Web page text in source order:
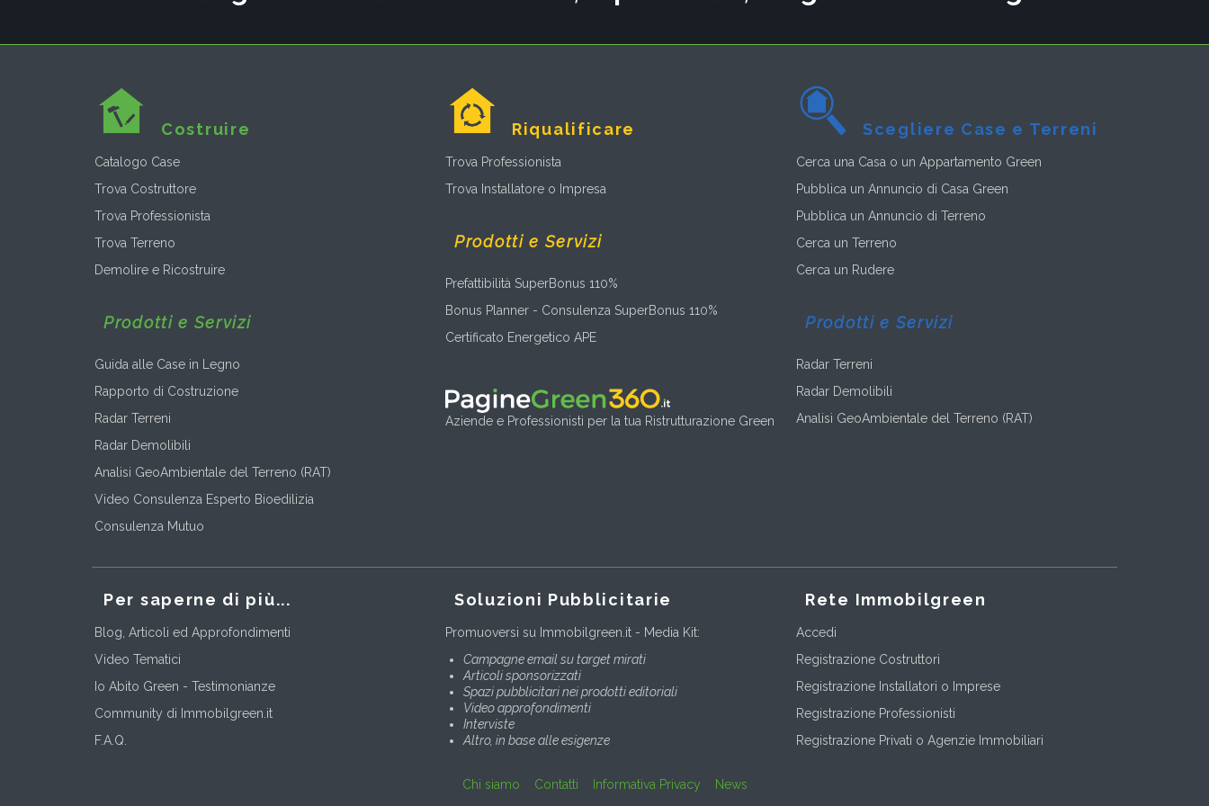
Costruire
Catalogo Case
Trova Costruttore
Trova Professionista
Trova Terreno
Demolire e Ricostruire
Prodotti e Servizi
Guida alle Case in Legno
Rapporto di Costruzione
Radar Terreni
Radar Demolibili
Analisi GeoAmbientale del Terreno (RAT)
Video Consulenza Esperto Bioedilizia
Consulenza Mutuo
Riqualificare
Trova Professionista
Trova Installatore o Impresa
Prodotti e Servizi
Prefattibilità SuperBonus 110%
Bonus Planner - Consulenza SuperBonus 110%
Certificato Energetico APE
Aziende e Professionisti per la tua Ristrutturazione Green
Scegliere Case e Terreni
Cerca una Casa o un Appartamento Green
Pubblica un Annuncio di Casa Green
Pubblica un Annuncio di Terreno
Cerca un Terreno
Cerca un Rudere
Prodotti e Servizi
Radar Terreni
Radar Demolibili
Analisi GeoAmbientale del Terreno (RAT)
Per saperne di più...
Blog, Articoli ed Approfondimenti
Video Tematici
Io Abito Green - Testimonianze
Community di Immobilgreen.it
F.A.Q.
Soluzioni Pubblicitarie
Promuoversi su Immobilgreen.it - Media Kit:
Campagne email su target mirati
Articoli sponsorizzati
Spazi pubblicitari nei prodotti editoriali
Video approfondimenti
Interviste
Altro, in base alle esigenze
Rete Immobilgreen
Accedi
Registrazione Costruttori
Registrazione Installatori o Imprese
Registrazione Professionisti
Registrazione Privati o Agenzie Immobiliari
Chi siamo Contatti Informativa Privacy News